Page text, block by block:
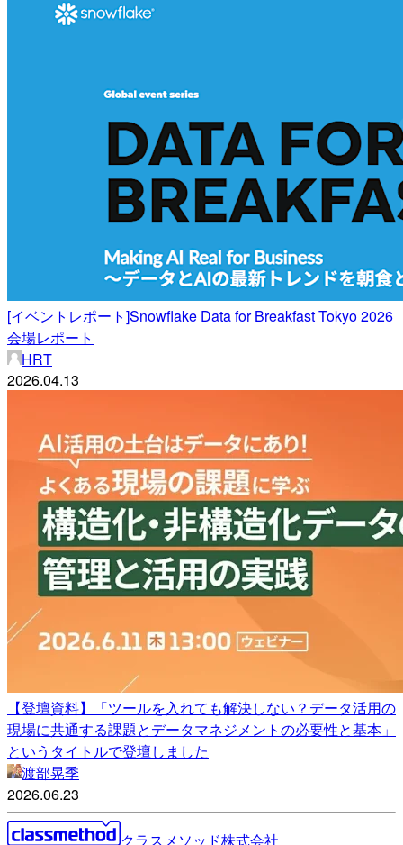
[イベントレポート]Snowflake Data for Breakfast Tokyo 2026
会場レポート
HRT
2026.04.13
【登壇資料】「ツールを入れても解決しない？データ活用の
現場に共通する課題とデータマネジメントの必要性と基本」
というタイトルで登壇しました
渡部晃季
2026.06.23
クラスメソッド株式会社